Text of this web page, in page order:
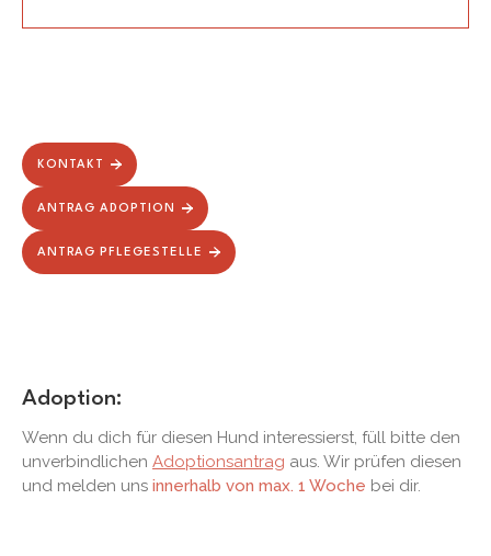
KONTAKT
ANTRAG ADOPTION
ANTRAG PFLEGESTELLE
Adoption:
Wenn du dich für diesen Hund interessierst, füll bitte den
unverbindlichen Adoptionsantrag aus. Wir prüfen diesen
und melden uns innerhalb von max. 1 Woche bei dir.